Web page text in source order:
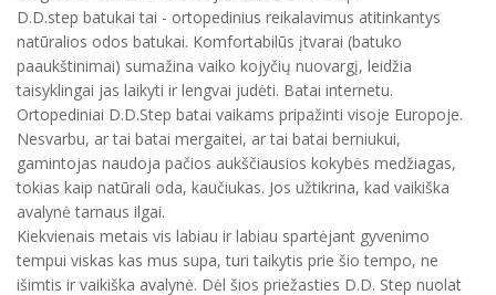
D.D.step batukai tai - ortopedinius reikalavimus atitinkantys
natūralios odos batukai. Komfortabilūs įtvarai (batuko
paaukštinimai) sumažina vaiko kojyčių nuovargį, leidžia
taisyklingai jas laikyti ir lengvai judėti. Batai internetu.
Ortopediniai D.D.Step batai vaikams pripažinti visoje Europoje.
Nesvarbu, ar tai batai mergaitei, ar tai batai berniukui,
gamintojas naudoja pačios aukščiausios kokybės medžiagas,
tokias kaip natūrali oda, kaučiukas. Jos užtikrina, kad vaikiška
avalynė tarnaus ilgai.
Kiekvienais metais vis labiau ir labiau spartėjant gyvenimo
tempui viskas kas mus supa, turi taikytis prie šio tempo, ne
išimtis ir vaikiška avalynė. Dėl šios priežasties D.D. Step nuolat